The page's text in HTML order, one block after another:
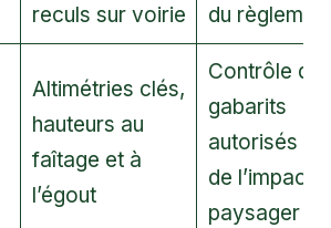
reculs sur voirie
du
Altimétries clés,
hauteurs au
faîtage et à
l’égout
Contrôle
gabarits
autorisés et
de l’impact
paysager